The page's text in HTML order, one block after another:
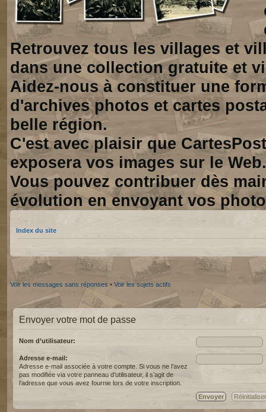
Retrouvez tous les villages et
dans une collection gratuite et
Aidez-nous à constituer une
d'archives photos et cartes
belle région.
C'est avec plaisir que
exposera vos images sur le Web.
Vous pouvez contribuer dès
évolution en envoyant vos
Index du site
Voir les messages sans réponses • Voir les sujets actifs
Envoyer votre mot de passe
Nom d’utilisateur:
Adresse e-mail:
Adresse e-mail associée à votre compte. Si vous ne l’avez
pas modifiée via votre panneau d’utilisateur, il s’agit de
l’adresse que vous avez fournie lors de votre inscription.